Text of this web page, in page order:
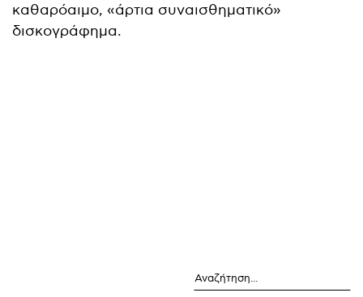
καθαρόαιμο, «άρτια συναισθηματικό»
δισκογράφημα.